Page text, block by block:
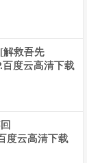
解救吾先
百度云高清下载
度云高清下载